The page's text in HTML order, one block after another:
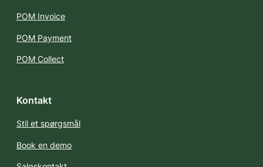
POM Invoice
POM Payment
POM Collect
Kontakt
Stil et spørgsmål
Book en demo